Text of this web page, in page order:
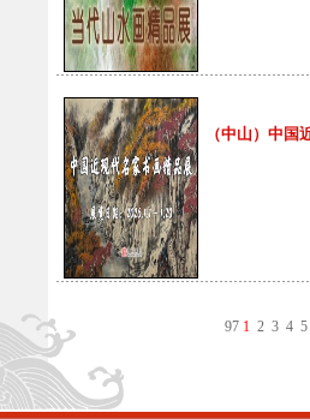
（中山）中国
97 1 2 3 4 5